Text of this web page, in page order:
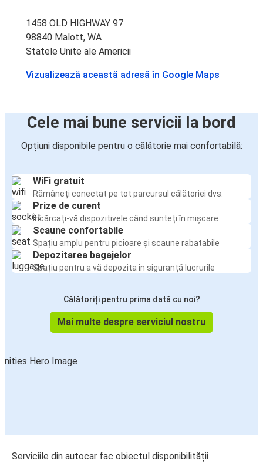
1458 OLD HIGHWAY 97
98840 Malott, WA
Statele Unite ale Americii
Vizualizează această adresă în Google Maps
Cele mai bune servicii la bord
Opțiuni disponibile pentru o călătorie mai confortabilă:
WiFi gratuit
Rămâneți conectat pe tot parcursul călătoriei dvs.
Prize de curent
Încărcați-vă dispozitivele când sunteți în mișcare
Scaune confortabile
Spațiu amplu pentru picioare și scaune rabatabile
Depozitarea bagajelor
Spațiu pentru a vă depozita în siguranță lucrurile
Călătoriți pentru prima dată cu noi?
Mai multe despre serviciul nostru
Serviciile din autocar fac obiectul disponibilității